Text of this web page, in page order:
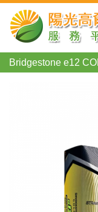
Bridgestone e12